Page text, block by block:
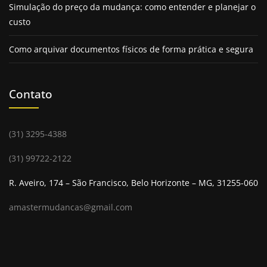
Com mais de 30 anos deexperiência em guarda
móveis
pela excelência no atendimento e pelo domínio
técnico em operações complexas.
Ao longo dessas décadas, aprimorou processos e
mais segurança e agilidade em cada serviço.
Aempresa de guarda móveis
soluções sob medida, realizando içamentos seguros e
eficientes para condomínios, empresas e residências.
referência no setor, reconhecida pela confiabilidade e
Belo Horizonte.
Simulação do preço da mudança: como entender e planejar o
custo
Como arquivar documentos físicos de forma prática e segura
Contato
(31) 3295-4388
(31) 99722-2122
R. Aveiro, 174 – São Francisco, Belo Horizonte – MG, 31255-060
amastermudancas@gmail.com